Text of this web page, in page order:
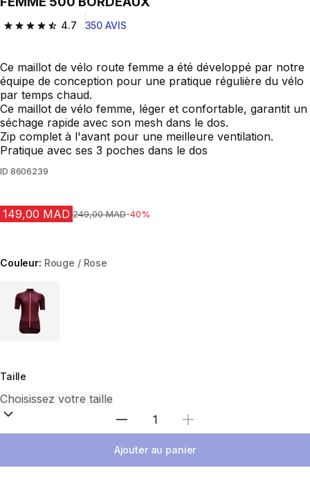
4.7
4.7 out of 5 stars from 350 reviews
350 AVIS
Ce maillot de vélo route femme a été développé par notre
équipe de conception pour une pratique régulière du vélo
par temps chaud.
Ce maillot de vélo femme, léger et confortable, garantit un
séchage rapide avec son mesh dans le dos.
Zip complet à l'avant pour une meilleure ventilation.
Pratique avec ses 3 poches dans le dos
ID 8606239
149,00 MAD Prix avant la réduction
249,00 MAD-40%
Couleur: Rouge / Rose
Choose a variant
Taille
Sélectionnez la quantité
Ajouter au panier